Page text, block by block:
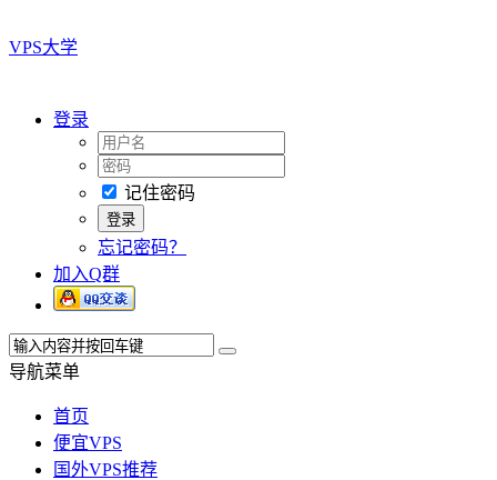
VPS大学
登录
记住密码
忘记密码？
加入Q群
导航菜单
首页
便宜VPS
国外VPS推荐